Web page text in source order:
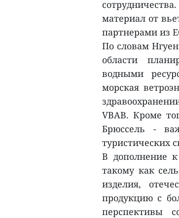
материал от
партнерами из
По словам
области
водными
морская
VBAB. Кроме
Брюссель -
туристических
В дополнение
такому как
изделия,
продукцию с
перспективы